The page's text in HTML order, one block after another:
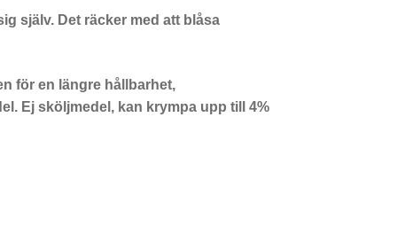
själv. Det räcker med att blåsa
för en längre hållbarhet,
Ej sköljmedel, kan krympa upp till 4%